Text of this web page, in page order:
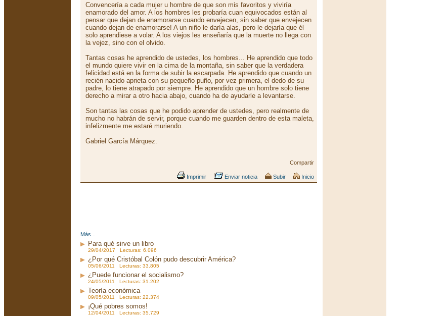
Convencería a cada mujer u hombre de que son mis favoritos y viviría
enamorado del amor. A los hombres les probaría cuan equivocados están al
pensar que dejan de enamorarse cuando envejecen, sin saber que envejecen
cuando dejan de enamorarse! A un niño le daría alas, pero le dejaría que él
solo aprendiese a volar. A los viejos les enseñaría que la muerte no llega con
la vejez, sino con el olvido.
Tantas cosas he aprendido de ustedes, los hombres... He aprendido que todo
el mundo quiere vivir en la cima de la montaña, sin saber que la verdadera
felicidad está en la forma de subir la escarpada. He aprendido que cuando un
recién nacido aprieta con su pequeño puño, por vez primera, el dedo de su
padre, lo tiene atrapado por siempre. He aprendido que un hombre solo tiene
derecho a mirar a otro hacia abajo, cuando ha de ayudarle a levantarse.
Son tantas las cosas que he podido aprender de ustedes, pero realmente de
mucho no habrán de servir, porque cuando me guarden dentro de esta maleta,
infelizmente me estaré muriendo.
Gabriel García Márquez.
Compartir
Imprimir Enviar noticia Subir Inicio
Más...
Para qué sirve un libro
29/04/2017 Lecturas: 6.096
¿Por qué Cristóbal Colón pudo descubrir América?
05/06/2011 Lecturas: 33.805
¿Puede funcionar el socialismo?
24/05/2011 Lecturas: 31.202
Teoría económica
09/05/2011 Lecturas: 22.374
¡Qué pobres somos!
12/04/2011 Lecturas: 35.729